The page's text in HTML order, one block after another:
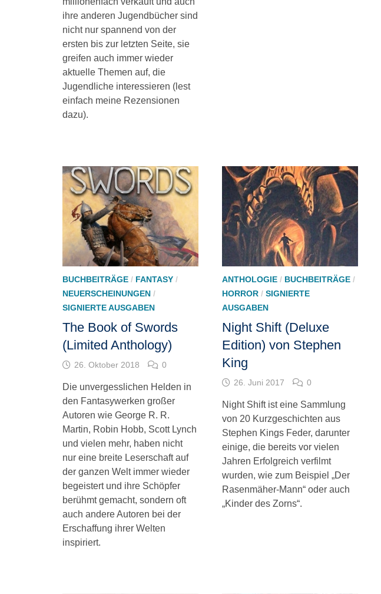
ihre anderen Jugendbücher sind
nicht nur spannend von der
ersten bis zur letzten Seite, sie
greifen auch immer wieder
aktuelle Themen auf, die
Jugendliche interessieren (lest
einfach meine Rezensionen
dazu).
BUCHBEITRÄGE / FANTASY /
NEUERSCHEINUNGEN /
SIGNIERTE AUSGABEN
The Book of Swords
(Limited Anthology)
26. Oktober 2018 0
Die unvergesslichen Helden in
den Fantasywerken großer
Autoren wie George R. R.
Martin, Robin Hobb, Scott Lynch
und vielen mehr, haben nicht
nur eine breite Leserschaft auf
der ganzen Welt immer wieder
begeistert und ihre Schöpfer
berühmt gemacht, sondern oft
auch andere Autoren bei der
Erschaffung ihrer Welten
inspiriert.
ANTHOLOGIE/ BUCHBEITRÄGE/
HORROR/ SIGNIERTE
AUSGABEN
Night Shift (Deluxe
Edition) von Stephen
King
26. Juni 2017 0
Night Shift ist eine Sammlung
von 20 Kurzgeschichten aus
Stephen Kings Feder, darunter
einige, die bereits vor vielen
Jahren Erfolgreich verfilmt
wurden, wie zum Beispiel „Der
Rasenmäher-Mann“ oder auch
„Kinder des Zorns“.